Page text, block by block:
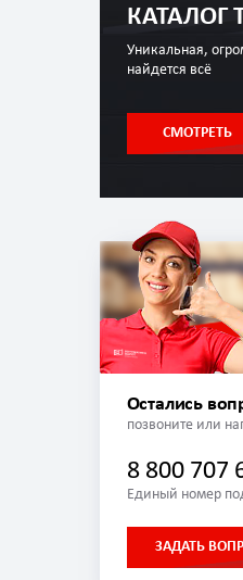
КАТАЛОГ
Уникальная,
найдется всё
СМОТРЕТЬ
Остались
позвоните или
8 800 707
Единый номер
ЗАДАТЬ